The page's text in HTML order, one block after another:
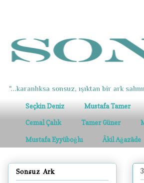
"...karanlıksa sonsuz, ışıktan bir ark
Seçkin Deniz Mustafa Tamer
Cemal Çalık Tamer Güner
Mustafa Eyyüboğlu Âkil Ağazâde
Sonsuz Ark